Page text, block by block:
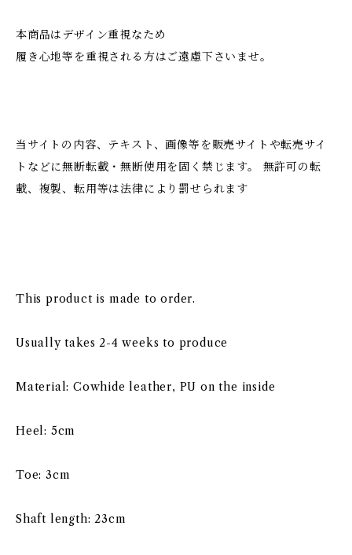
本商品はデザイン重視なため
履き心地等を重視される方はご遠慮下さいませ。
当サイトの内容、テキスト、画像等を販売サイトや転売サイ
トなどに無断転載・無断使用を固く禁じます。 無許可の転
載、複製、転用等は法律により罰せられます
This product is made to order.
Usually takes 2-4 weeks to produce
Material: Cowhide leather, PU on the inside
Heel: 5cm
Toe: 3cm
Shaft length: 23cm